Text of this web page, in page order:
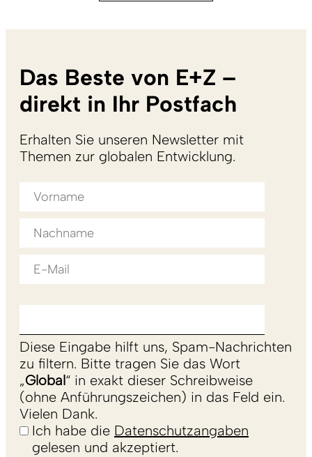
Das Beste von E+Z –
direkt in Ihr Postfach
Erhalten Sie unseren Newsletter mit
Themen zur globalen Entwicklung.
Diese Eingabe hilft uns, Spam-Nachrichten
zu filtern. Bitte tragen Sie das Wort
„Global “ in exakt dieser Schreibweise
(ohne Anführungszeichen) in das Feld ein.
Vielen Dank.
Ich habe die Datenschutzangaben
gelesen und akzeptiert.